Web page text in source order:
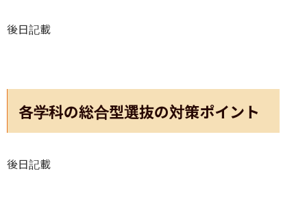
後日記載
各学科の総合型選抜の対策ポイント
後日記載